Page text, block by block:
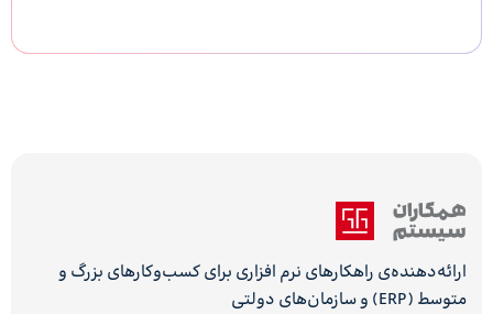
ارائه‌دهنده‌ی راهکارهای نرم افزاری برای کسب‌وکارهای بزرگ و
متوسط (ERP) و سازمان‌های دولتی